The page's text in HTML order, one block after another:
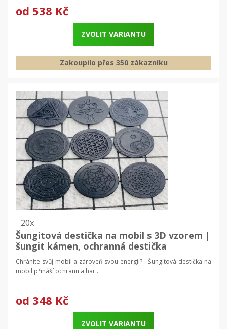
od 538 Kč
ZVOLIT VARIANTU
Zakoupilo přes 350 zákazníku
20x
Šungitová destička na mobil s 3D vzorem |
šungit kámen, ochranná destička
Chráníte svůj mobil a zároveň svou energii? Šungitová destička na
mobil přináší ochranu a har...
od 348 Kč
ZVOLIT VARIANTU